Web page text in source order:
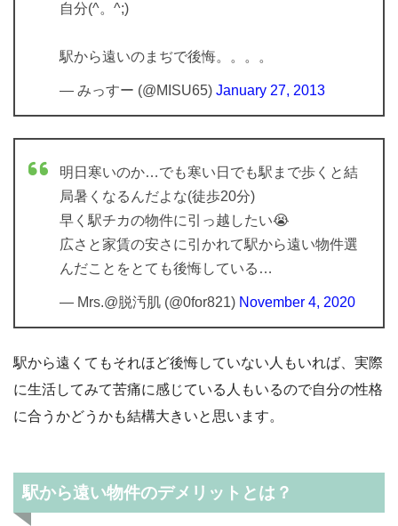
自分(^。^;)
駅から遠いのまぢで後悔。。。。
— みっすー (@MISU65) January 27, 2013
明日寒いのか…でも寒い日でも駅まで歩くと結
局暑くなるんだよな(徒歩20分)
早く駅チカの物件に引っ越したい😭
広さと家賃の安さに引かれて駅から遠い物件選
んだことをとても後悔している…
— Mrs.@脱汚肌 (@0for821) November 4, 2020
駅から遠くてもそれほど後悔していない人もいれば、実際
に生活してみて苦痛に感じている人もいるので自分の性格
に合うかどうかも結構大きいと思います。
駅から遠い物件のデメリットとは？